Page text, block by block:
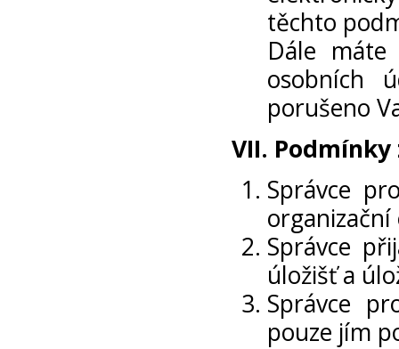
těchto
Dále
osobních
porušeno
VII. Podmínky
Správce
Správce
úložišť a
Správce
pouze jím